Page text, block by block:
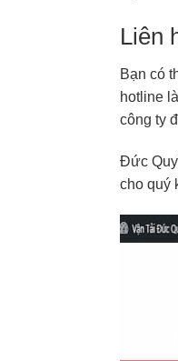
Liên
Bạn có
hotline
công ty
Đức
cho quý